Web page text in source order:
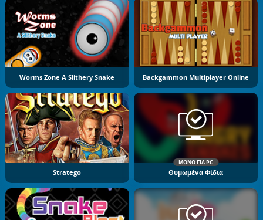
Worms Zone A Slithery Snake Backgammon Multiplayer Online
Stratego
ΜΌΝΟ ΓΙΑ PC
Θυμωμένα Φίδια